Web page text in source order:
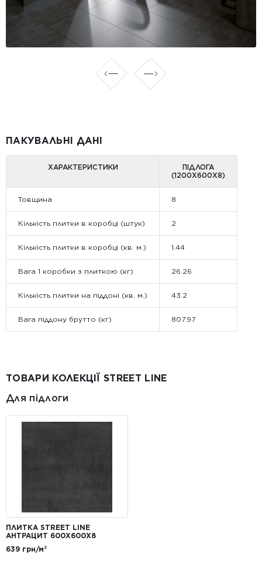
ПАКУВАЛЬНІ ДАНІ
ХАРАКТЕРИСТИКИ
ПІДЛОГА
(1200Х600Х8)
Товщина 8
Кількість плитки в коробці (штук) 2
Кількість плитки в коробці (кв. м.) 1.44
Вага 1 коробки з плиткою (кг) 26.26
Кількість плитки на піддоні (кв. м.) 43.2
Вага піддону брутто (кг) 807.97
ТОВАРИ КОЛЕКЦІЇ STREET LINE
Для підлоги
ПЛИТКА STREET LINE
АНТРАЦИТ 600X600X8
639 грн/м²